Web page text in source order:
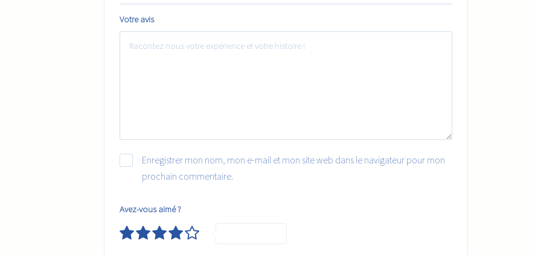
Votre avis
Enregistrer mon nom, mon e-mail et mon site web dans le navigateur pour mon
prochain commentaire.
Avez-vous aimé ?